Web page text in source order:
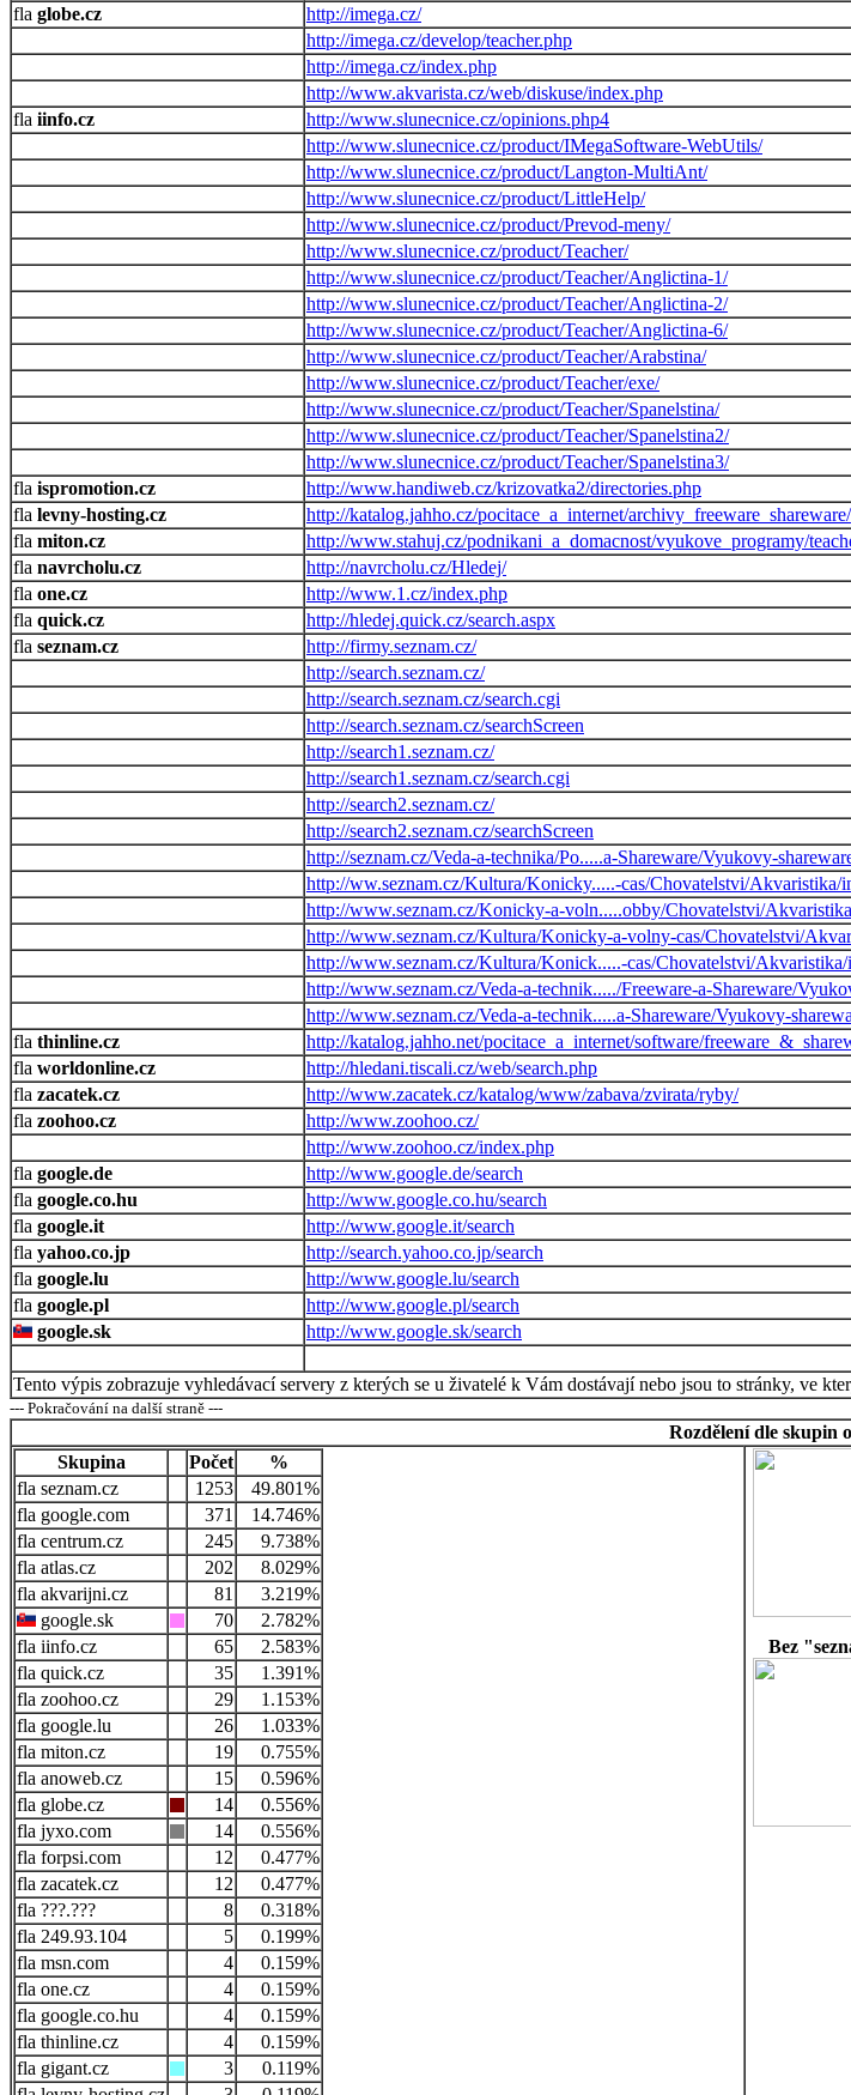
globe.cz
http://imega.cz/
http://imega.cz/develop/teacher.php
http://imega.cz/index.php
http://www.akvarista.cz/web/diskuse/index.php
iinfo.cz
http://www.slunecnice.cz/opinions.php4
http://www.slunecnice.cz/product/IMegaSoftware-WebUtils/
http://www.slunecnice.cz/product/Langton-MultiAnt/
http://www.slunecnice.cz/product/LittleHelp/
http://www.slunecnice.cz/product/Prevod-meny/
http://www.slunecnice.cz/product/Teacher/
http://www.slunecnice.cz/product/Teacher/Anglictina-1/
http://www.slunecnice.cz/product/Teacher/Anglictina-2/
http://www.slunecnice.cz/product/Teacher/Anglictina-6/
http://www.slunecnice.cz/product/Teacher/Arabstina/
http://www.slunecnice.cz/product/Teacher/exe/
http://www.slunecnice.cz/product/Teacher/Spanelstina/
http://www.slunecnice.cz/product/Teacher/Spanelstina2/
http://www.slunecnice.cz/product/Teacher/Spanelstina3/
ispromotion.cz
http://www.handiweb.cz/krizovatka2/directories.php
levny-hosting.cz
http://katalog.jahho.cz/pocitace_a_internet/archivy_freeware_shareware/
miton.cz
http://www.stahuj.cz/podnikani_a_domacnost/vyukove_programy/
navrcholu.cz
http://navrcholu.cz/Hledej/
one.cz
http://www.1.cz/index.php
quick.cz
http://hledej.quick.cz/search.aspx
seznam.cz
http://firmy.seznam.cz/
http://search.seznam.cz/
http://search.seznam.cz/search.cgi
http://search.seznam.cz/searchScreen
http://search1.seznam.cz/
http://search1.seznam.cz/search.cgi
http://search2.seznam.cz/
http://search2.seznam.cz/searchScreen
http://seznam.cz/Veda-a-technika/Po.....a-Shareware/Vyukovy-
http://ww.seznam.cz/Kultura/Konicky.....-cas/Chovatelstvi/Akvaristika/
http://www.seznam.cz/Konicky-a-voln.....obby/Chovatelstvi/
http://www.seznam.cz/Kultura/Konicky-a-volny-cas/Chovatelstvi/
http://www.seznam.cz/Kultura/Konick.....-cas/Chovatelstvi/
http://www.seznam.cz/Veda-a-technik...../Freeware-a-Shareware/
http://www.seznam.cz/Veda-a-technik.....a-Shareware/Vyukovy-
thinline.cz
http://katalog.jahho.net/pocitace_a_internet/software/
worldonline.cz
http://hledani.tiscali.cz/web/search.php
zacatek.cz
http://www.zacatek.cz/katalog/www/zabava/zvirata/ryby/
zoohoo.cz
http://www.zoohoo.cz/
http://www.zoohoo.cz/index.php
google.de
http://www.google.de/search
google.co.hu
http://www.google.co.hu/search
google.it
http://www.google.it/search
yahoo.co.jp
http://search.yahoo.co.jp/search
google.lu
http://www.google.lu/search
google.pl
http://www.google.pl/search
google.sk
http://www.google.sk/search
Tento výpis zobrazuje vyhledávací servery z kterých se u živatelé k Vám dostávají nebo jsou to stránky, ve
--- Pokračování na další straně ---
Rozdělení dle skupin
Skupina
Počet
%
seznam.cz
1253
49.801%
google.com
371
14.746%
centrum.cz
245
9.738%
atlas.cz
202
8.029%
akvarijni.cz
81
3.219%
google.sk
70
2.782%
iinfo.cz
65
2.583%
quick.cz
35
1.391%
zoohoo.cz
29
1.153%
google.lu
26
1.033%
miton.cz
19
0.755%
anoweb.cz
15
0.596%
globe.cz
14
0.556%
jyxo.com
14
0.556%
forpsi.com
12
0.477%
zacatek.cz
12
0.477%
???.???
8
0.318%
249.93.104
5
0.199%
msn.com
4
0.159%
one.cz
4
0.159%
google.co.hu
4
0.159%
thinline.cz
4
0.159%
gigant.cz
3
0.119%
Bez